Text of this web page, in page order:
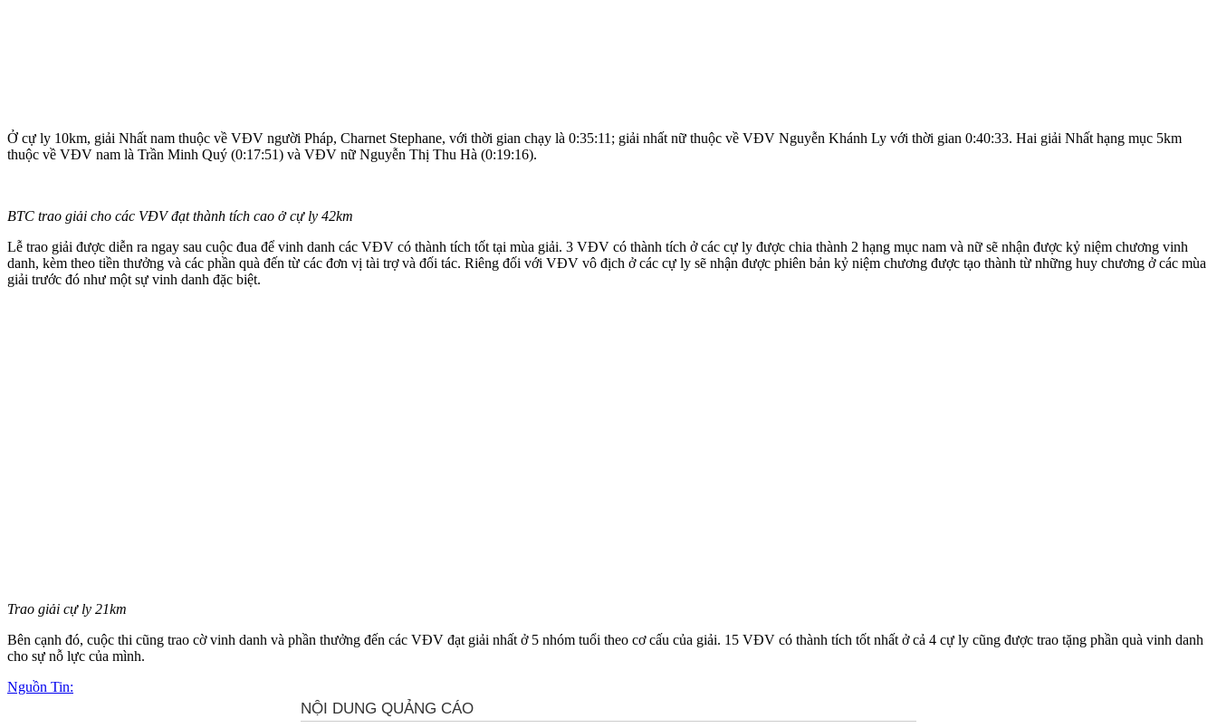
Ở cự ly 10km, giải Nhất nam thuộc về VĐV người Pháp, Charnet Stephane, với thời gian chạy là 0:35:11; giải nhất nữ thuộc về VĐV Nguyễn Khánh Ly với thời gian 0:40:33. Hai giải Nhất hạng mục 5km
thuộc về VĐV nam là Trần Minh Quý (0:17:51) và VĐV nữ Nguyễn Thị Thu Hà (0:19:16).
BTC trao giải cho các VĐV đạt thành tích cao ở cự ly 42km
Lễ trao giải được diễn ra ngay sau cuộc đua để vinh danh các VĐV có thành tích tốt tại mùa giải. 3 VĐV có thành tích ở các cự ly được chia thành 2 hạng mục nam và nữ sẽ nhận được kỷ niệm chương vinh
danh, kèm theo tiền thưởng và các phần quà đến từ các đơn vị tài trợ và đối tác. Riêng đối với VĐV vô địch ở các cự ly sẽ nhận được phiên bản kỷ niệm chương được tạo thành từ những huy chương ở các mùa
giải trước đó như một sự vinh danh đặc biệt.
Trao giải cự ly 21km
Bên cạnh đó, cuộc thi cũng trao cờ vinh danh và phần thưởng đến các VĐV đạt giải nhất ở 5 nhóm tuổi theo cơ cấu của giải. 15 VĐV có thành tích tốt nhất ở cả 4 cự ly cũng được trao tặng phần quà vinh danh
cho sự nỗ lực của mình.
Nguồn Tin: